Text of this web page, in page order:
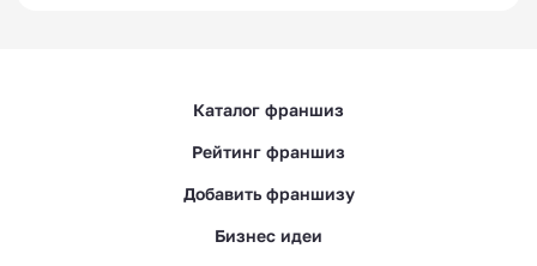
Каталог франшиз
Рейтинг франшиз
Добавить франшизу
Бизнес идеи